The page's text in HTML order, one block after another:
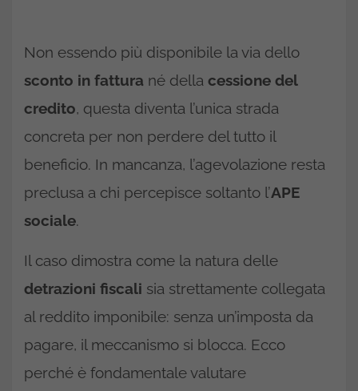
Non essendo più disponibile la via dello
sconto in fattura né della cessione del
credito, questa diventa l’unica strada
concreta per non perdere del tutto il
beneficio. In mancanza, l’agevolazione resta
preclusa a chi percepisce soltanto l’APE
sociale.
Il caso dimostra come la natura delle
detrazioni fiscali sia strettamente collegata
al reddito imponibile: senza un’imposta da
pagare, il meccanismo si blocca. Ecco
perché è fondamentale valutare